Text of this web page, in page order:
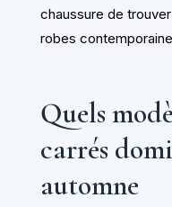
chaussure de
robes
Quels
carrés
automne